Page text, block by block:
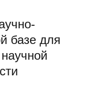
базе для